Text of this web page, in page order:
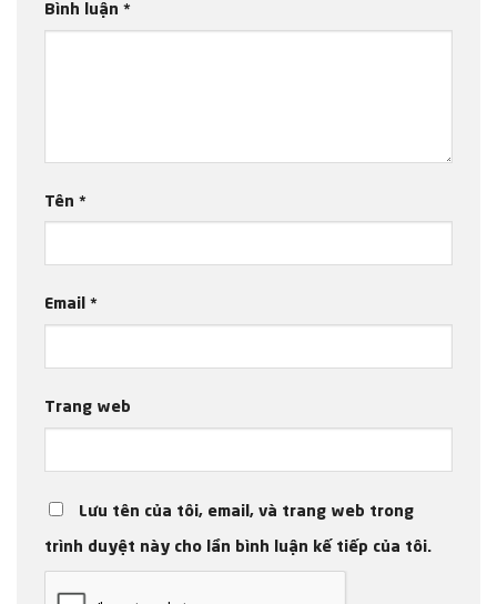
Bình luận *
Tên *
Email *
Trang web
Lưu tên của tôi, email, và trang web trong
trình duyệt này cho lần bình luận kế tiếp của tôi.